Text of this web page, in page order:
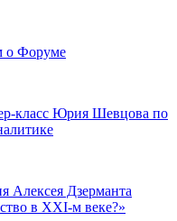
о Форуме
класс Юрия Шевцова по
Алексея Дзерманта
в XXI-м веке?»